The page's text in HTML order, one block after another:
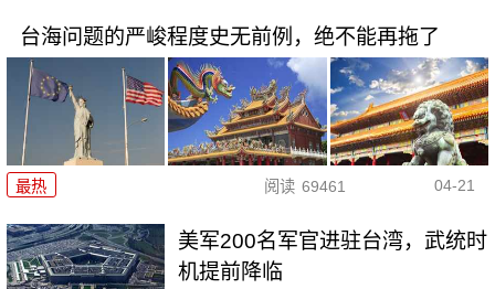
台海问题的严峻程度史无前例，绝不能再拖了
最热 阅读 69461 04-21
美军200名军官进驻台湾，武统时
机提前降临